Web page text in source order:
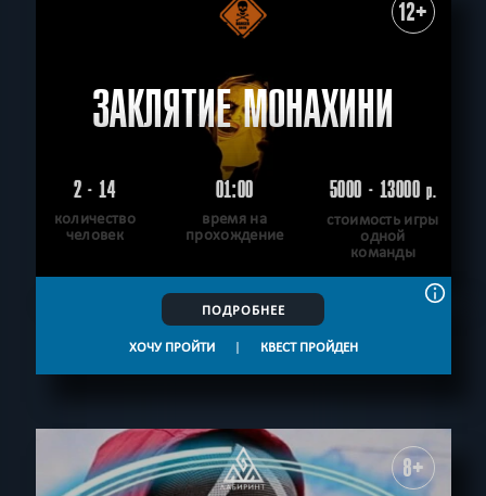
12+
ЗАКЛЯТИЕ МОНАХИНИ
2 - 14
количество
человек
01:00
время на
прохождение
5000 - 13000р.
стоимость игры
одной
команды
ПОДРОБНЕЕ
ХОЧУ ПРОЙТИ | КВЕСТ ПРОЙДЕН
8+